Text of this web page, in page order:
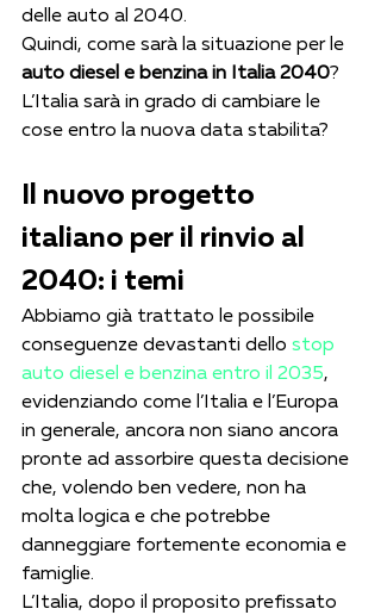
delle auto al 2040.
Quindi, come sarà la situazione per le
auto diesel e benzina in Italia 2040?
L’Italia sarà in grado di cambiare le
cose entro la nuova data stabilita?
Il nuovo progetto
italiano per il rinvio al
2040: i temi
Abbiamo già trattato le possibile
conseguenze devastanti dello stop
auto diesel e benzina entro il 2035,
evidenziando come l’Italia e l’Europa
in generale, ancora non siano ancora
pronte ad assorbire questa decisione
che, volendo ben vedere, non ha
molta logica e che potrebbe
danneggiare fortemente economia e
famiglie.
L’Italia, dopo il proposito prefissato